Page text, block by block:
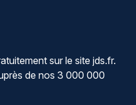
sur le site jds.fr.
de nos 3 000 000